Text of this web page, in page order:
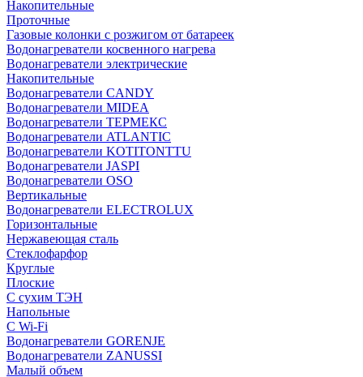
Накопительные
Проточные
Газовые колонки с розжигом от батареек
Водонагреватели косвенного нагрева
Водонагреватели электрические
Накопительные
Водонагреватели CANDY
Водонагреватели MIDEA
Водонагреватели ТЕРМЕКС
Водонагреватели ATLANTIC
Водонагреватели KOTITONTTU
Водонагреватели JASPI
Водонагреватели OSO
Вертикальные
Водонагреватели ELECTROLUX
Горизонтальные
Нержавеющая сталь
Стеклофарфор
Круглые
Плоские
С сухим ТЭН
Напольные
С Wi-Fi
Водонагреватели GORENJE
Водонагреватели ZANUSSI
Малый объем